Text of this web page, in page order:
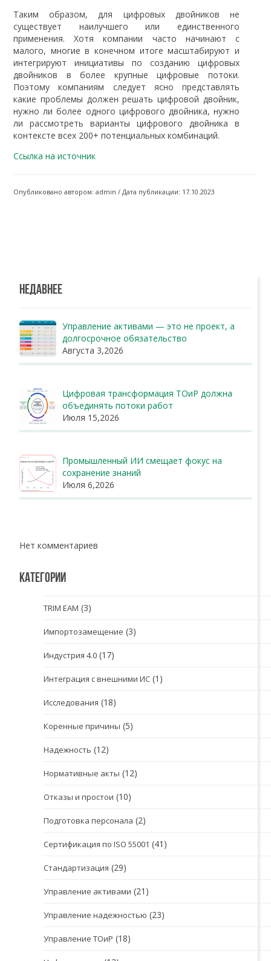
Таким образом, для цифровых двойников не
существует наилучшего или единственного
применения. Хотя компании часто начинают с
малого, многие в конечном итоге масштабируют и
интегрируют инициативы по созданию цифровых
двойников в более крупные цифровые потоки.
Поэтому компаниям следует ясно представлять
какие проблемы должен решать цифровой двойник,
нужно ли более одного цифрового двойника, нужно
ли рассмотреть варианты цифрового двойника в
контексте всех 200+ потенциальных комбинаций.
Ссылка на источник
Опубликовано автором: admin / Дата публикации: 17.10.2023
НЕДАВНЕЕ
Управление активами — это не проект, а
долгосрочное обязательство
Августа 3,2026
Цифровая трансформация ТОиР должна
объединять потоки работ
Июля 15,2026
Промышленный ИИ смещает фокус на
сохранение знаний
Июля 6,2026
Нет комментариев
КАТЕГОРИИ
TRIM EAM (3)
Импортозамещение (3)
Индустрия 4.0 (17)
Интеграция с внешними ИС (1)
Исследования (18)
Коренные причины (5)
Надежность (12)
Нормативные акты (12)
Отказы и простои (10)
Подготовка персонала (2)
Сертификация по ISO 55001 (41)
Стандартизация (29)
Управление активами (21)
Управление надежностью (23)
Управление ТОиР (18)